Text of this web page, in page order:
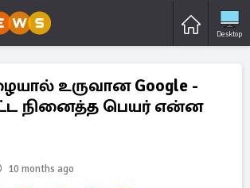
Desktop
உருவான Google -
நினைத்த பெயர் என்ன
10 months ago